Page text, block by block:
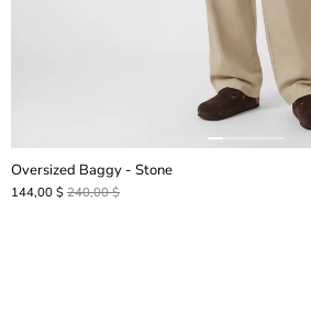
Oversized Baggy - Stone
144,00 $ 240,00 $